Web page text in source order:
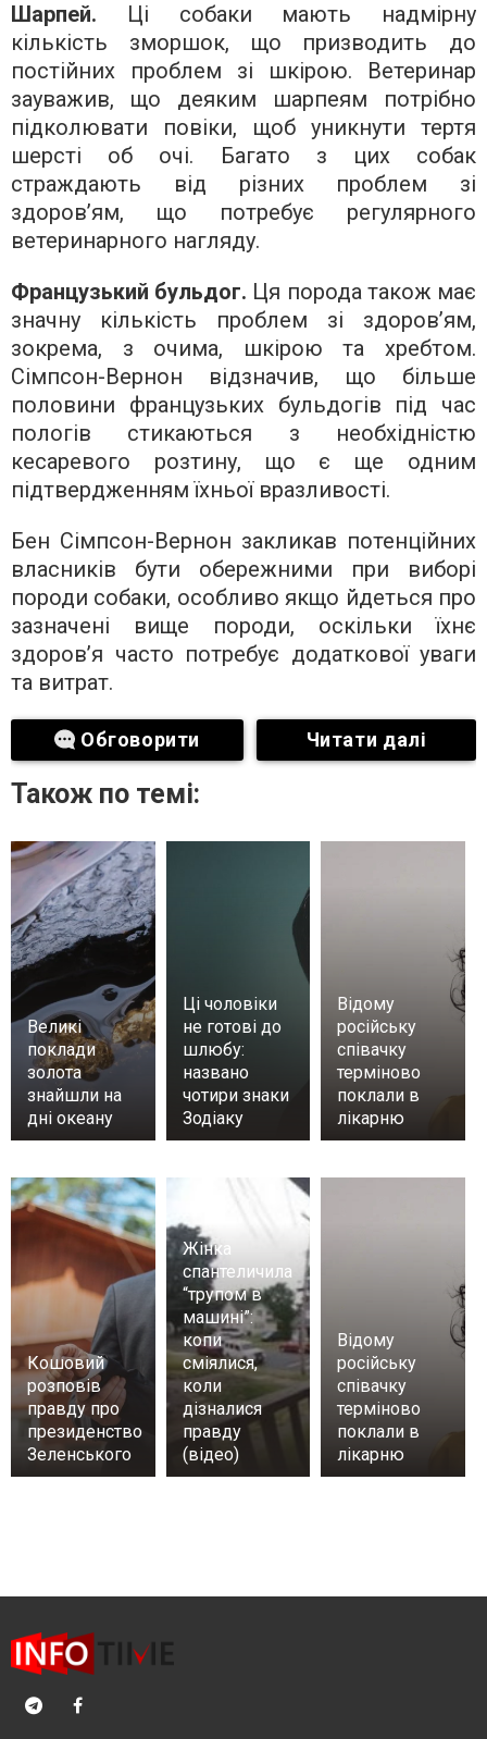
Шарпей. Ці собаки мають надмірну
кількість зморшок, що призводить до
постійних проблем зі шкірою. Ветеринар
зауважив, що деяким шарпеям потрібно
підколювати повіки, щоб уникнути тертя
шерсті об очі. Багато з цих собак
страждають від різних проблем зі
здоров’ям, що потребує регулярного
ветеринарного нагляду.
Французький бульдог. Ця порода також має
значну кількість проблем зі здоров’ям,
зокрема, з очима, шкірою та хребтом.
Сімпсон-Вернон відзначив, що більше
половини французьких бульдогів під час
пологів стикаються з необхідністю
кесаревого розтину, що є ще одним
підтвердженням їхньої вразливості.
Бен Сімпсон-Вернон закликав потенційних
власників бути обережними при виборі
породи собаки, особливо якщо йдеться про
зазначені вище породи, оскільки їхнє
здоров’я часто потребує додаткової уваги
та витрат.
Обговорити Читати далі
Також по темі:
Великі
поклади
золота
знайшли на
дні океану
Ці чоловіки
не готові до
шлюбу:
названо
чотири знаки
Зодіаку
Відому
російську
співачку
терміново
поклали в
лікарню
Кошовий
розповів
правду про
президенство
Зеленського
Жінка
спантеличила
“трупом в
машині”:
копи
сміялися,
коли
дізналися
правду
(відео)
Відому
російську
співачку
терміново
поклали в
лікарню